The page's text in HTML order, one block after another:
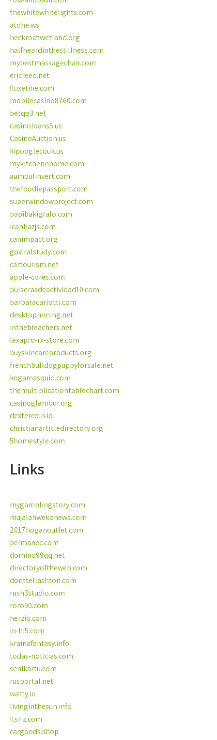
thewhitewhitelights.com
atdhe.ws
heckrodtwetland.org
halfheardinthestillness.com
mybestmassagechair.com
ericreed.net
fluxetine.com
mobilecasino8760.com
betqq3.net
casinoloans5.us
CasinoAuction.us
kipooglecouk.us
mykitchennhome.com
aumoulinvert.com
thefoodiepassport.com
superwindowproject.com
papibakigrafo.com
icanhazjs.com
canimpact.org
goviralstudy.com
cartourism.net
apple-cores.com
pulserasdeactividad10.com
barbaracarlotti.com
desktopmining.net
inthebleachers.net
lexapro-rx-store.com
buyskincareproducts.org
frenchbulldogpuppyforsale.net
kogamasquid.com
themultiplicationtablechart.com
casinoglamour.org
dextercoin.io
christianarticledirectory.org
5homestyle.com
Links
mygamblingstory.com
majalahwekonews.com
2017hoganoutlet.com
pelmanec.com
domino99qq.net
directoryoftheweb.com
donttellashton.com
rush3studio.com
roro90.com
herzio.com
in-hi5.com
krainafantasy.info
todas-noticias.com
senikartu.com
rusportal.net
watty.io
livinginthesun.info
itsriz.com
cargoods.shop